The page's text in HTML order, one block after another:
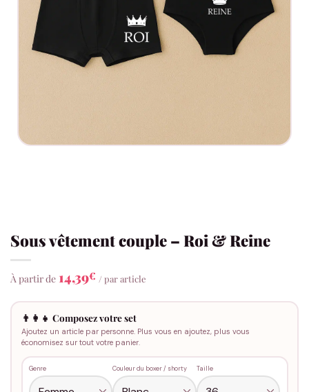
Sous vêtement couple – Roi & Reine
À partir de 14,39€ / par article
👨‍👩‍👧 Composez votre set
Ajoutez un article par personne. Plus vous en ajoutez, plus vous
économisez sur tout votre panier.
Genre Couleur du boxer / shorty Taille